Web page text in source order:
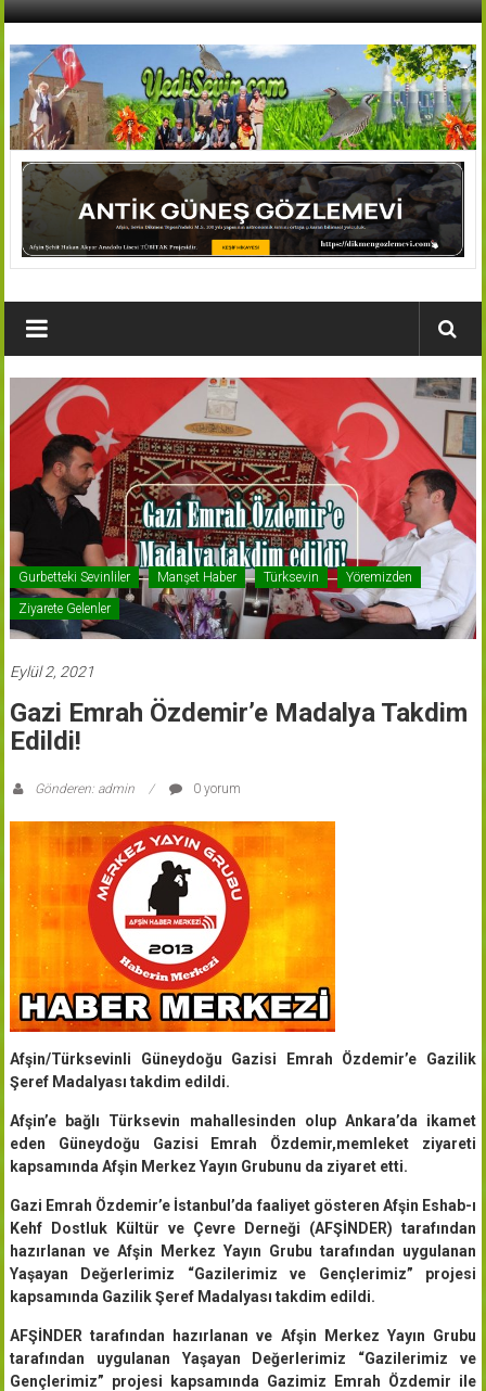
İçeriğe
AFŞİN
YEDİSEVİN
HABER
Köyleri
Haber
Portalı
Gurbetteki Sevinliler Manşet Haber Türksevin Yöremizden
Ziyarete Gelenler
Eylül 2, 2021
Gazi Emrah Özdemir’e Madalya Takdim
Edildi!
Gönderen: admin 0 yorum
Afşin/Türksevinli Güneydoğu Gazisi Emrah Özdemir’e Gazilik
Şeref Madalyası takdim edildi.
Afşin’e bağlı Türksevin mahallesinden olup Ankara’da ikamet
eden Güneydoğu Gazisi Emrah Özdemir,memleket ziyareti
kapsamında Afşin Merkez Yayın Grubunu da ziyaret etti.
Gazi Emrah Özdemir’e İstanbul’da faaliyet gösteren Afşin Eshab-ı
Kehf Dostluk Kültür ve Çevre Derneği (AFŞİNDER) tarafından
hazırlanan ve Afşin Merkez Yayın Grubu tarafından uygulanan
Yaşayan Değerlerimiz “Gazilerimiz ve Gençlerimiz” projesi
kapsamında Gazilik Şeref Madalyası takdim edildi.
AFŞİNDER tarafından hazırlanan ve Afşin Merkez Yayın Grubu
tarafından uygulanan Yaşayan Değerlerimiz “Gazilerimiz ve
Gençlerimiz” projesi kapsamında Gazimiz Emrah Özdemir ile